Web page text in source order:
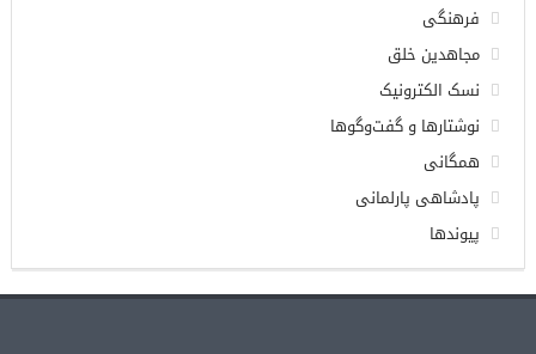
فرهنگی
مجاهدین خلق
نسک الکترونیک
نوشتارها و گفت‌وگوها
همگانی
پادشاهی پارلمانی
پیوندها